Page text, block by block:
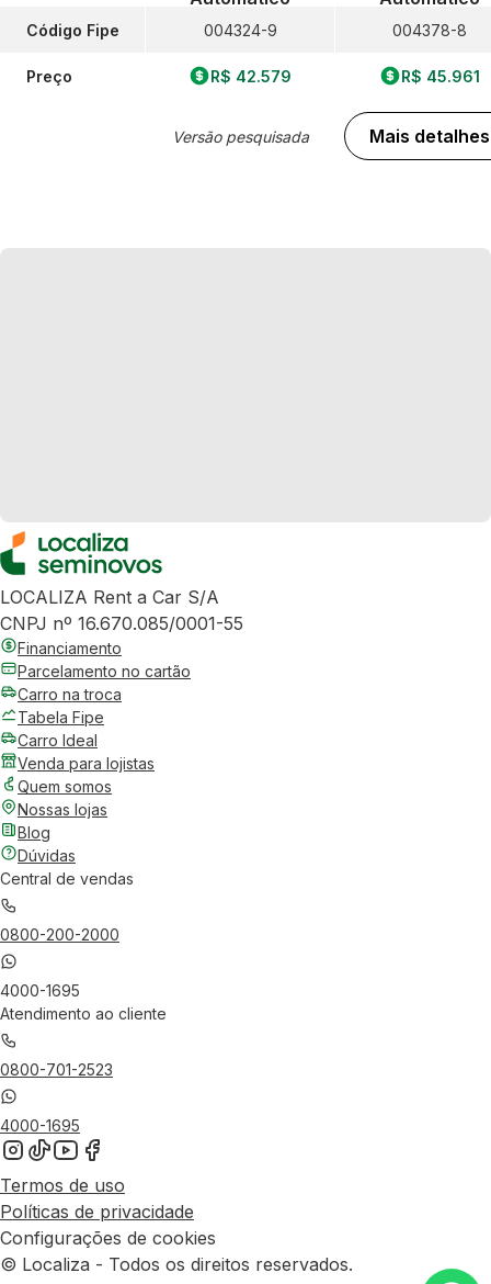
Código Fipe
Preço
004324-9
R$ 42.579
Versão pesquisada
004378-8
R$ 45.961
Mais detalhes
LOCALIZA Rent a Car S/A
CNPJ nº 16.670.085/0001-55
Financiamento
Parcelamento no cartão
Carro na troca
Tabela Fipe
Carro Ideal
Venda para lojistas
Quem somos
Nossas lojas
Blog
Dúvidas
Central de vendas
0800-200-2000
4000-1695
Atendimento ao cliente
0800-701-2523
4000-1695
Termos de uso
Políticas de privacidade
Configurações de cookies
© Localiza - Todos os direitos reservados.